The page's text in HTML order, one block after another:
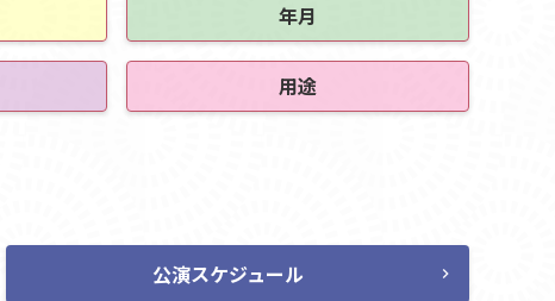
年月
用途
公演スケジュール chevron_right